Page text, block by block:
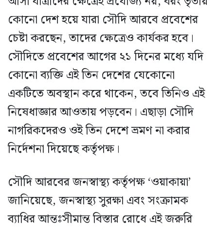
কোনো দেশ হয়ে যারা সৌদি আরবে প্রবেশের
চেষ্টা করছেন, তাদের ক্ষেত্রেও কার্যকর হবে।
সৌদিতে প্রবেশের আগের ২১ দিনের মধ্যে যদি
কোনো ব্যক্তি এই তিন দেশের যেকোনো
একটিতে অবস্থান করে থাকেন, তবে তিনিও এই
নিষেধাজ্ঞার আওতায় পড়বেন। এছাড়া সৌদি
নাগরিকদেরও ওই তিন দেশে ভ্রমণ না করার
নির্দেশনা দিয়েছে কর্তৃপক্ষ।
সৌদি আরবের জনস্বাস্থ্য কর্তৃপক্ষ ‘ওয়াকায়া’
জানিয়েছে, জনস্বাস্থ্য সুরক্ষা এবং সংক্রামক
ব্যাধির আন্তঃসীমান্ত বিস্তার রোধে এই জরুরি